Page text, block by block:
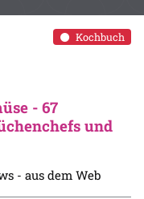
Kochbuch
- 67
und
- aus dem Web